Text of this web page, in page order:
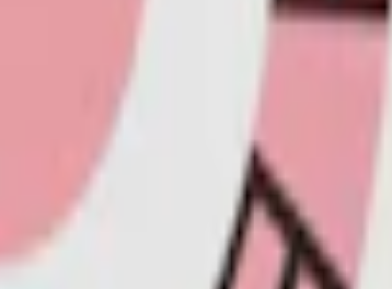
2024. Deras sortiment omfattar smaker som Black